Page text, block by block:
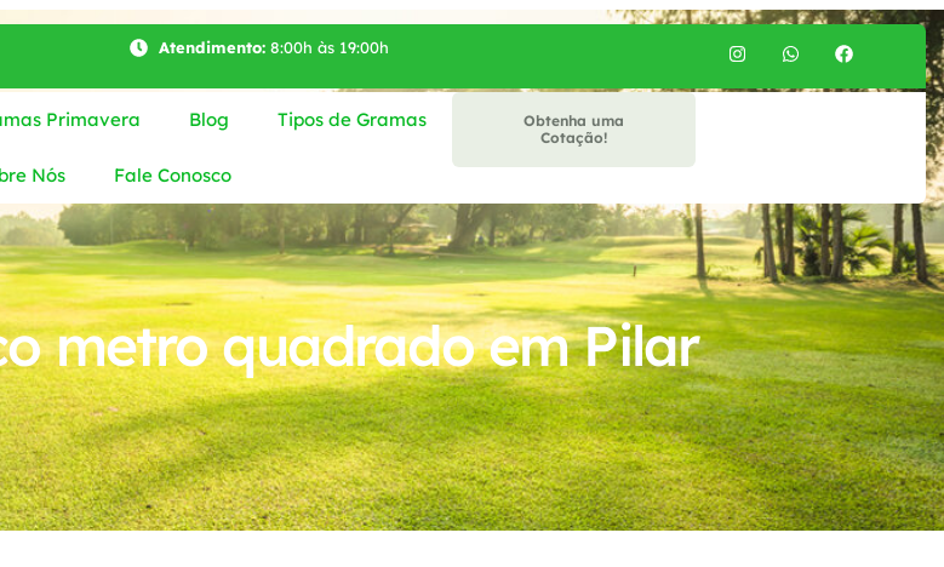
Atendimento:8:00h às 19:00h
Primavera Blog Tipos de Gramas
Nós Fale Conosco
Obtenha uma
Cotação!
metro quadrado em Pilar